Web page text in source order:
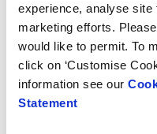
experience, analyse
marketing efforts.
would like to permit. To
click on ‘Customise
information see our
Statement